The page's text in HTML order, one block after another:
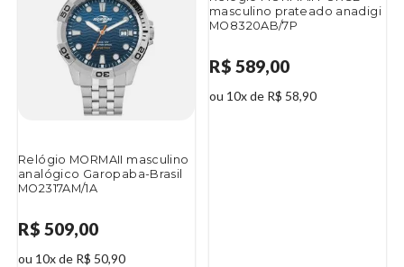
Relógio MORMAII masculino
analógico Garopaba-Brasil
MO2317AM/1A
R$ 509,00
ou 10x de R$ 50,90
masculino prateado anadigi
MO8320AB/7P
R$ 589,00
ou 10x de R$ 58,90